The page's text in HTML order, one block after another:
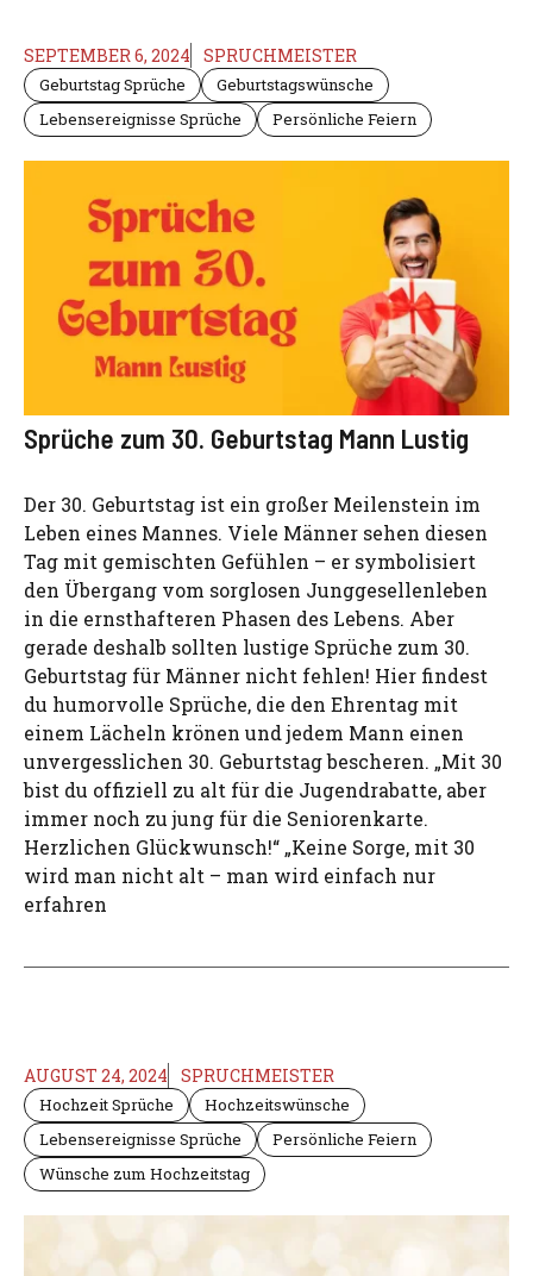
SEPTEMBER 6, 2024 SPRUCHMEISTER
Geburtstag Sprüche
Geburtstagswünsche
Lebensereignisse Sprüche
Persönliche Feiern
Sprüche zum 30. Geburtstag Mann Lustig
Der 30. Geburtstag ist ein großer Meilenstein im
Leben eines Mannes. Viele Männer sehen diesen
Tag mit gemischten Gefühlen – er symbolisiert
den Übergang vom sorglosen Junggesellenleben
in die ernsthafteren Phasen des Lebens. Aber
gerade deshalb sollten lustige Sprüche zum 30.
Geburtstag für Männer nicht fehlen! Hier findest
du humorvolle Sprüche, die den Ehrentag mit
einem Lächeln krönen und jedem Mann einen
unvergesslichen 30. Geburtstag bescheren. „Mit 30
bist du offiziell zu alt für die Jugendrabatte, aber
immer noch zu jung für die Seniorenkarte.
Herzlichen Glückwunsch!“ „Keine Sorge, mit 30
wird man nicht alt – man wird einfach nur
erfahren
AUGUST 24, 2024 SPRUCHMEISTER
Hochzeit Sprüche
Hochzeitswünsche
Lebensereignisse Sprüche
Persönliche Feiern
Wünsche zum Hochzeitstag